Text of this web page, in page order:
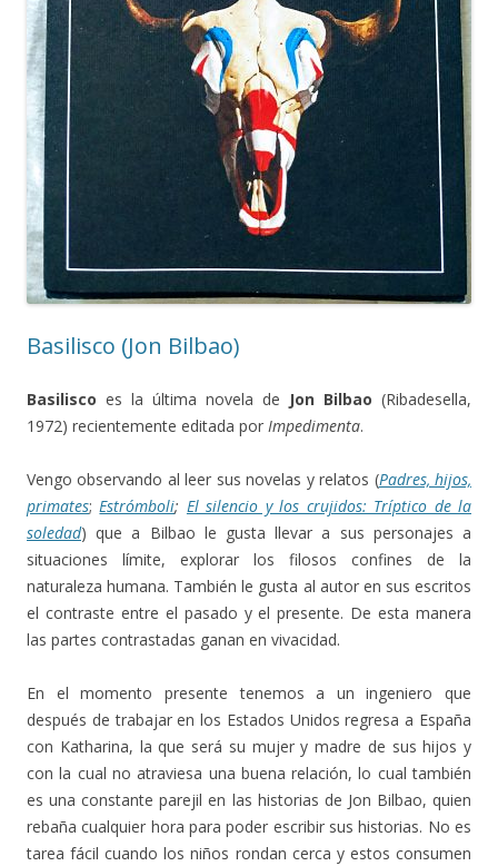
Basilisco (Jon Bilbao)
Basilisco es la última novela de Jon Bilbao (Ribadesella,
1972) recientemente editada por Impedimenta.
Vengo observando al leer sus novelas y relatos (Padres, hijos,
primates;Estrómboli; El silencio y los crujidos: Tríptico de la
soledad) que a Bilbao le gusta llevar a sus personajes a
situaciones límite, explorar los filosos confines de la
naturaleza humana. También le gusta al autor en sus escritos
el contraste entre el pasado y el presente. De esta manera
las partes contrastadas ganan en vivacidad.
En el momento presente tenemos a un ingeniero que
después de trabajar en los Estados Unidos regresa a España
con Katharina, la que será su mujer y madre de sus hijos y
con la cual no atraviesa una buena relación, lo cual también
es una constante parejil en las historias de Jon Bilbao, quien
rebaña cualquier hora para poder escribir sus historias. No es
tarea fácil cuando los niños rondan cerca y estos consumen